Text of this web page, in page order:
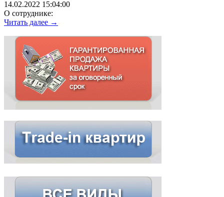
14.02.2022 15:04:00
О сотруднике:
Читать далее →